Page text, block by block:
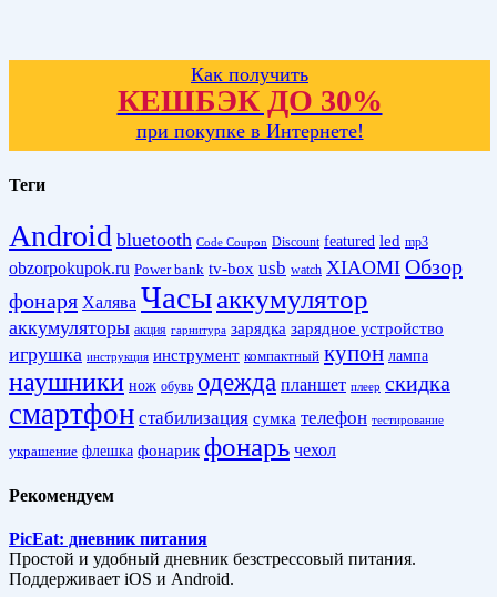
Как получить
КЕШБЭК ДО 30%
при покупке в Интернете!
Теги
Android bluetooth Code Coupon Discount featured led mp3
obzorpokupok.ru Power bank tv-box usb watch XIAOMI Обзор
фонаря Халява Часыаккумулятор
аккумуляторы акция гарнитура зарядка зарядное устройство
игрушка инструкция инструмент компактный купон лампа
наушники нож обувь одежда планшет плеер скидка
смартфон стабилизация сумка телефон тестирование
украшение флешка фонарик фонарь чехол
Рекомендуем
PicEat: дневник питания
Простой и удобный дневник безстрессовый питания.
Поддерживает iOS и Android.